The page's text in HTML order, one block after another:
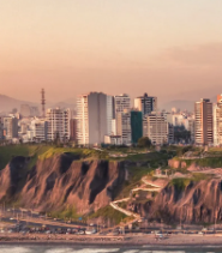
Zzp'ers
Ingewikkelde HR-
INFRASTRUCTUUR
Remote
HR naadloos in
Start-ups
Flexibele global
bedrijven
Mid-market
Teams uitbreiden
Ontdek valuta-
LEREN MET REMOTE
Onderzoek en gidsen
Casestudy's
Français
Deutsch
Español